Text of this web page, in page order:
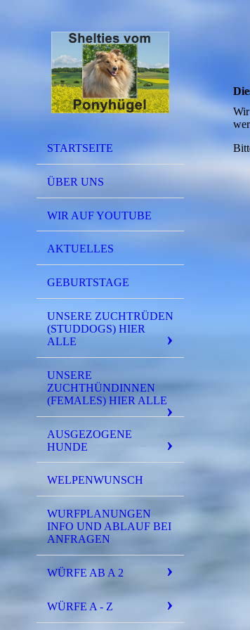
STARTSEITE
ÜBER UNS
WIR AUF YOUTUBE
AKTUELLES
GEBURTSTAGE
UNSERE ZUCHTRÜDEN
(STUDDOGS) HIER
ALLE
UNSERE
ZUCHTHÜNDINNEN
(FEMALES) HIER ALLE
AUSGEZOGENE
HUNDE
WELPENWUNSCH
WURFPLANUNGEN
INFO UND ABLAUF BEI
ANFRAGEN
WÜRFE AB A 2
WÜRFE A - Z
Wir